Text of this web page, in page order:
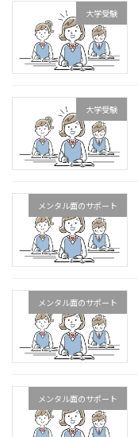
大学受験
大学受験
メンタル面のサポート
メンタル面のサポート
メンタル面のサポート